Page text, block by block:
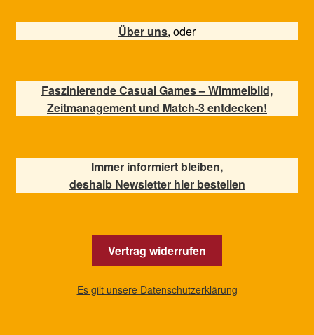
Über uns, oder
Faszinierende Casual Games – Wimmelbild,
Zeitmanagement und Match-3 entdecken!
Immer informiert bleiben,
deshalb Newsletter hier bestellen
Vertrag widerrufen
Es gilt unsere Datenschutzerklärung